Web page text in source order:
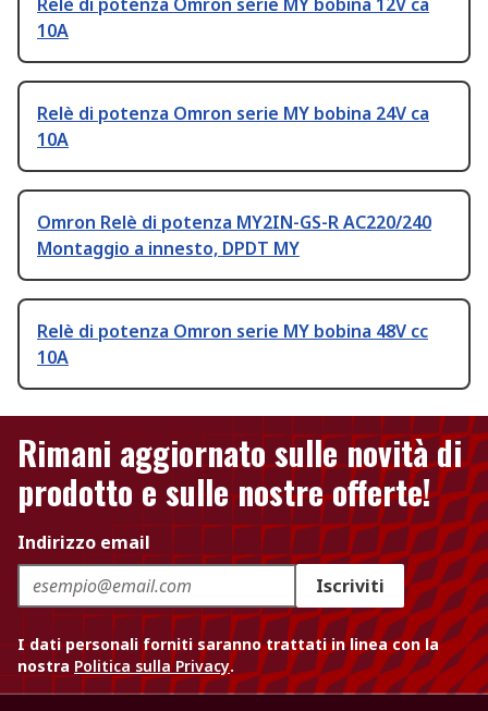
Relè di potenza Omron serie MY bobina 12V ca
10A
Relè di potenza Omron serie MY bobina 24V ca
10A
Omron Relè di potenza MY2IN-GS-R AC220/240
Montaggio a innesto, DPDT MY
Relè di potenza Omron serie MY bobina 48V cc
10A
Rimani aggiornato sulle novità di
prodotto e sulle nostre offerte!
Indirizzo email
Iscriviti
I dati personali forniti saranno trattati in linea con la
nostra Politica sulla Privacy.